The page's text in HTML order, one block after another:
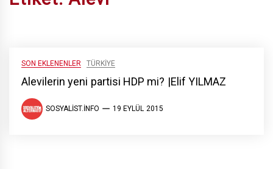
SON EKLENENLER TÜRKIYE
Alevilerin yeni partisi HDP mi? |Elif YILMAZ
SOSYALIST.INFO 19 EYLÜL 2015